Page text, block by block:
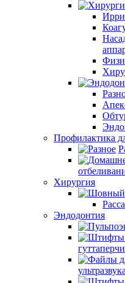
Профилактика
Хирургия
Эндодонтия
ультразвука